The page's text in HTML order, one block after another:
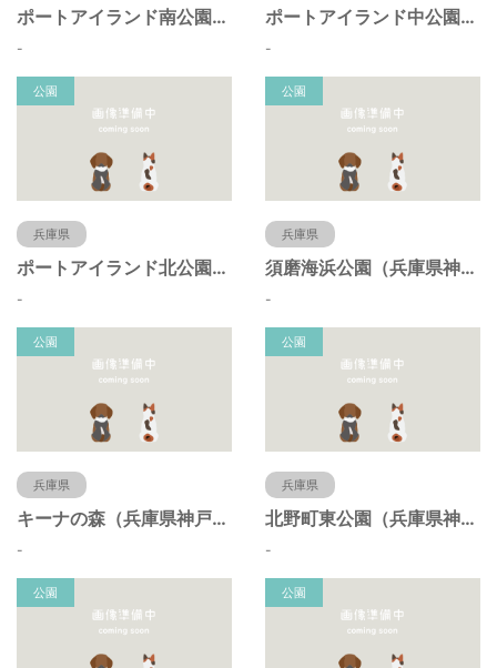
ポートアイランド南公園（兵庫県神戸市）
-
ポートアイランド中公園（兵庫県神戸市）
-
公園
兵庫県
ポートアイランド北公園（兵庫県神戸市）
-
公園
兵庫県
須磨海浜公園（兵庫県神戸市）
-
公園
兵庫県
キーナの森（兵庫県神戸市）
-
公園
兵庫県
北野町東公園（兵庫県神戸市）
-
公園 公園